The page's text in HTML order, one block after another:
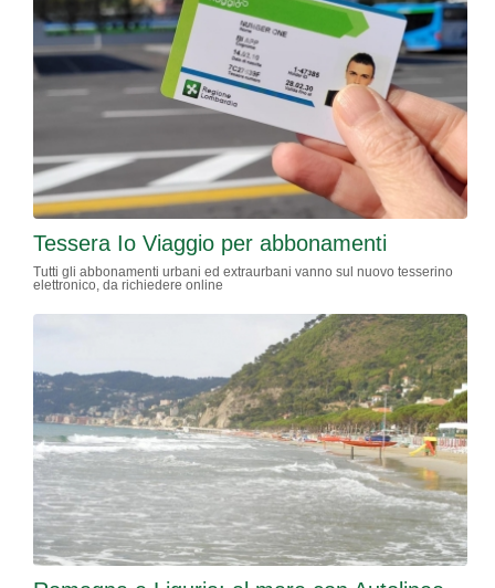
Tessera Io Viaggio per abbonamenti
Tutti gli abbonamenti urbani ed extraurbani vanno sul nuovo tesserino
elettronico, da richiedere online